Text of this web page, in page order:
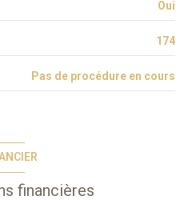
Oui
174
Pas de procédure en cours
financières